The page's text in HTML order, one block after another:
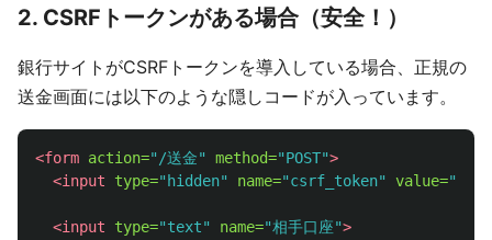
2. CSRFトークンがある場合（安全！）
銀行サイトがCSRFトークンを導入している場合、正規の
送金画面には以下のような隠しコードが入っています。
<form action="/送金" method="POST">
<input
type="hidden" name="csrf_token" value=
<input type="text" name="相手口座">